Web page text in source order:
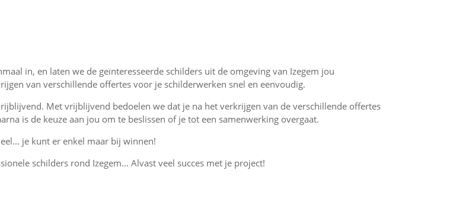
in, en laten we de geïnteresseerde schilders uit de omgeving van Izegem jou
van verschillende offertes voor je schilderwerken snel en eenvoudig.
Met vrijblijvend bedoelen we dat je na het verkrijgen van de verschillende offertes
is de keuze aan jou om te beslissen of je tot een samenwerking overgaat.
je kunt er enkel maar bij winnen!
schilders rond Izegem... Alvast veel succes met je project!